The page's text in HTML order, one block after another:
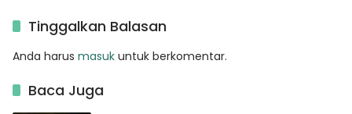
Tinggalkan Balasan
Anda harus masuk untuk berkomentar.
Baca Juga